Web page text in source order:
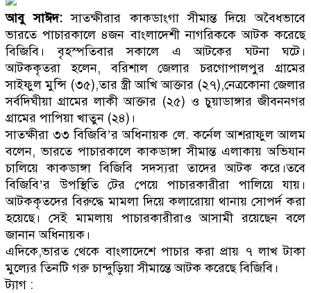
আবু সাঈদ: সাতক্ষীরার কাকডাংগা সীমান্ত দিয়ে অবৈধভাবে
ভারতে পাচারকালে ৪জন বাংলাদেশী নাগরিককে আটক করেছে
বিজিবি। বৃহস্পতিবার সকালে এ আটকের ঘটনা ঘটে।
আটককৃতরা হলেন, বরিশাল জেলার চরগোপালপুর গ্রামের
সাইফুল মুন্সি (৩৫),তার স্ত্রী আখি আক্তার (২৭),নেত্রকোনা জেলার
সর্বদিঘীয়া গ্রামের লাকী আক্তার (২৫) ও চুয়াডাঙ্গার জীবননগর
গ্রামের পাপিয়া খাতুন (২৪)।
সাতক্ষীরা ৩৩ বিজিবি’র অধিনায়ক লে. কর্নেল আশরাফুল আলম
বলেন, ভারতে পাচারকালে কাকডাঙ্গা সীমান্ত এলাকায় অভিযান
চালিয়ে কাকডাঙ্গা বিজিবি সদস্যরা তাদের আটক করে।তবে
বিজিবি’র উপস্থিতি টের পেয়ে পাচারকারীরা পালিয়ে যায়।
আটককৃতদের বিরুদ্ধে মামলা দিয়ে কলারোয়া থানায় সোপর্দ করা
হয়েছে। সেই মামলায় পাচারকারীরাও আসামী রয়েছেন বলে
জানান অধিনায়ক।
এদিকে,ভারত থেকে বাংলাদেশে পাচার করা প্রায় ৭ লাখ টাকা
মুল্যের তিনটি গরু চান্দুড়িয়া সীমান্তে আটক করেছে বিজিবি।
ট্যাগ :